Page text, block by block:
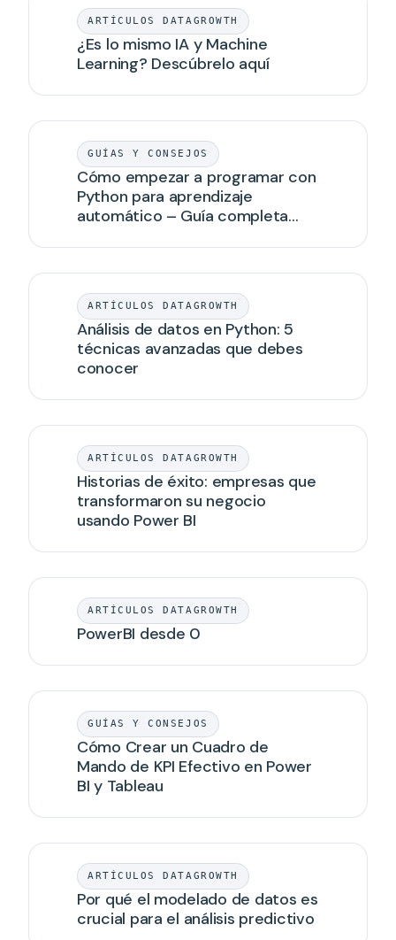
ARTÍCULOS DATAGROWTH
¿Es lo mismo IA y Machine
Learning? Descúbrelo aquí
GUÍAS Y CONSEJOS
Cómo empezar a programar con
Python para aprendizaje
automático – Guía completa
ARTÍCULOS DATAGROWTH
Análisis de datos en Python: 5
técnicas avanzadas que debes
conocer
ARTÍCULOS DATAGROWTH
Historias de éxito: empresas que
transformaron su negocio
usando Power BI
ARTÍCULOS DATAGROWTH
PowerBI desde 0
GUÍAS Y CONSEJOS
Cómo Crear un Cuadro de
Mando de KPI Efectivo en Power
BI y Tableau
ARTÍCULOS DATAGROWTH
Por qué el modelado de datos es
crucial para el análisis predictivo